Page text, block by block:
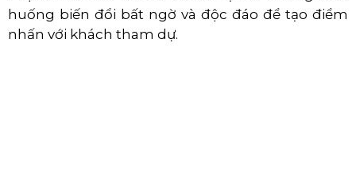
huống biến đổi bất ngờ và độc đáo để tạo điểm
nhấn với khách tham dự.